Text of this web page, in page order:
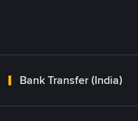
Bank Transfer (India)